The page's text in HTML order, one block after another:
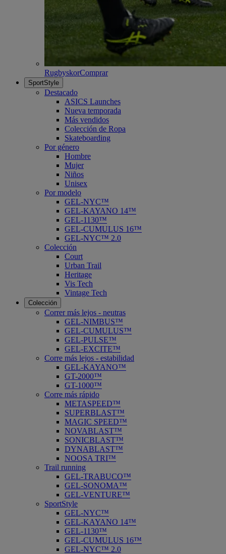
RugbyskorComprar
SportStyle
Destacado
ASICS Launches
Nueva temporada
Más vendidos
Colección de Ropa
Skateboarding
Por género
Hombre
Mujer
Niños
Unisex
Por modelo
GEL-NYC™
GEL-KAYANO 14™
GEL-1130™
GEL-CUMULUS 16™
GEL-NYC™ 2.0
Colección
Court
Urban Trail
Heritage
Vis Tech
Vintage Tech
Colección
Correr más lejos - neutras
GEL-NIMBUS™
GEL-CUMULUS™
GEL-PULSE™
GEL-EXCITE™
Corre más lejos - estabilidad
GEL-KAYANO™
GT-2000™
GT-1000™
Corre más rápido
METASPEED™
SUPERBLAST™
MAGIC SPEED™
NOVABLAST™
SONICBLAST™
DYNABLAST™
NOOSA TRI™
Trail running
GEL-TRABUCO™
GEL-SONOMA™
GEL-VENTURE™
SportStyle
GEL-NYC™
GEL-KAYANO 14™
GEL-1130™
GEL-CUMULUS 16™
GEL-NYC™ 2.0